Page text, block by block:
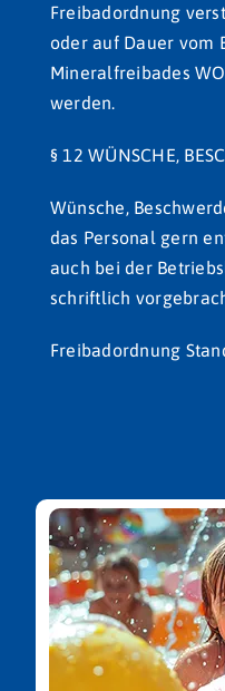
Freibadordnung
oder auf Dauer vom
Mineralfreibades
werden.
§ 12 WÜNSCHE,
Wünsche,
das Personal gern
auch bei der
schriftlich
Freibadordnung